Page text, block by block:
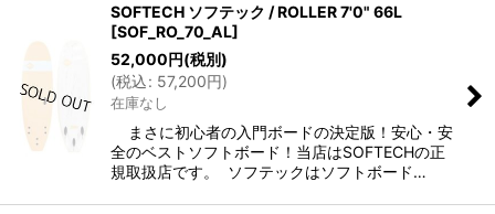
SOFTECH ソフテック / ROLLER 7'0" 66L
[SOF_RO_70_AL]
52,000円(税別)
(税込: 57,200円)
在庫なし
まさに初心者の入門ボードの決定版！安心・安
全のベストソフトボード！当店はSOFTECHの正
規取扱店です。 ソフテックはソフトボード…